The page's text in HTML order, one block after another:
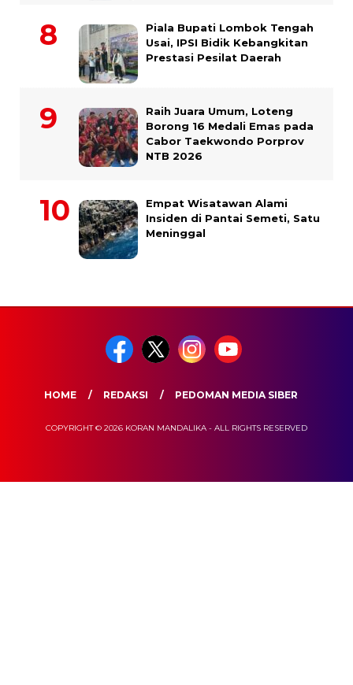
Piala Bupati Lombok Tengah
Usai, IPSI Bidik Kebangkitan
Prestasi Pesilat Daerah
Raih Juara Umum, Loteng
Borong 16 Medali Emas pada
Cabor Taekwondo Porprov
NTB 2026
Empat Wisatawan Alami
Insiden di Pantai Semeti, Satu
Meninggal
HOME REDAKSI PEDOMAN MEDIA SIBER
COPYRIGHT © 2026 KORAN MANDALIKA - ALL RIGHTS RESERVED